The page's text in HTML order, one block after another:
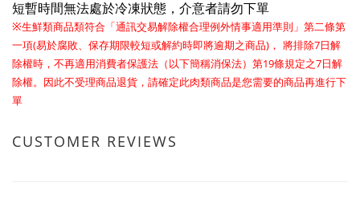
短暫時間無法處於冷凍狀態，介意者請勿下單
※生鮮類商品類符合「通訊交易解除權合理例外情事適用準則」第二條第
一項(易於腐敗、保存期限較短或解約時即將逾期之商品) ， 將排除7 日解
除權時，不再適用消費者保護法（以下簡稱消保法）第19條規定之7 日解
除權。因此不受理商品退貨，請確定此肉類商品是您需要的商品再進行下
單
CUSTOMER REVIEWS